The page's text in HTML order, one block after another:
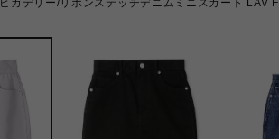
ピカデリー/リボンステッチデニムミニスカート LAV F